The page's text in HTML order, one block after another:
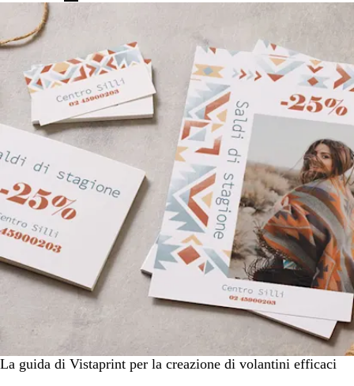
La guida di Vistaprint per la creazione di volantini efficaci